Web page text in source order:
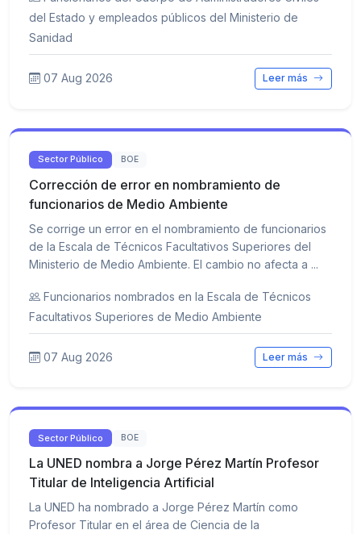
del Estado y empleados públicos del Ministerio de
Sanidad
07 Aug 2026 Leer más
Sector Público BOE
Corrección de error en nombramiento de
funcionarios de Medio Ambiente
Se corrige un error en el nombramiento de funcionarios
de la Escala de Técnicos Facultativos Superiores del
Ministerio de Medio Ambiente. El cambio no afecta a ...
Funcionarios nombrados en la Escala de Técnicos
Facultativos Superiores de Medio Ambiente
07 Aug 2026 Leer más
Sector Público BOE
La UNED nombra a Jorge Pérez Martín Profesor
Titular de Inteligencia Artificial
La UNED ha nombrado a Jorge Pérez Martín como
Profesor Titular en el área de Ciencia de la